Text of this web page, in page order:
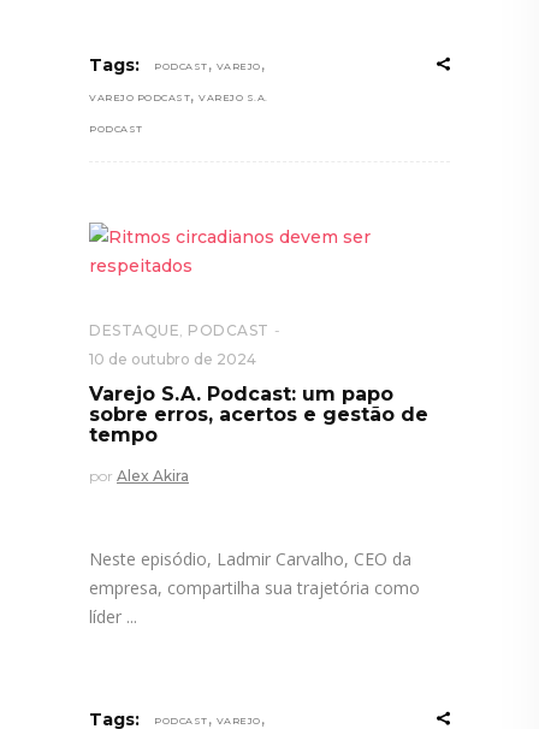
Tags: PODCAST , VAREJO ,
VAREJO PODCAST, VAREJO S.A.
PODCAST
DESTAQUE PODCAST
10 de outubro de 2024
Varejo S.A. Podcast: um papo
sobre erros, acertos e gestão de
tempo
por Alex Akira
Neste episódio, Ladmir Carvalho, CEO da
empresa, compartilha sua trajetória como
líder
Tags: PODCAST , VAREJO ,